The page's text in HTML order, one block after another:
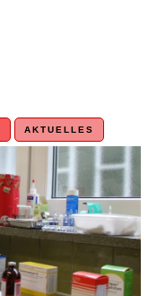
AKTUELLES